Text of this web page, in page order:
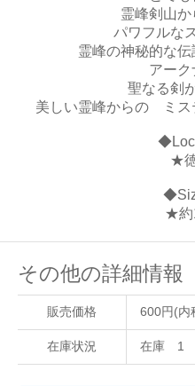
霊峰剣山
パワフルな
霊峰の神秘的な
アーク
聖なる剣
美しい霊峰からの ミス
★
★約
その他の詳細情報
販売価格 600円(内
在庫状況 在庫 1